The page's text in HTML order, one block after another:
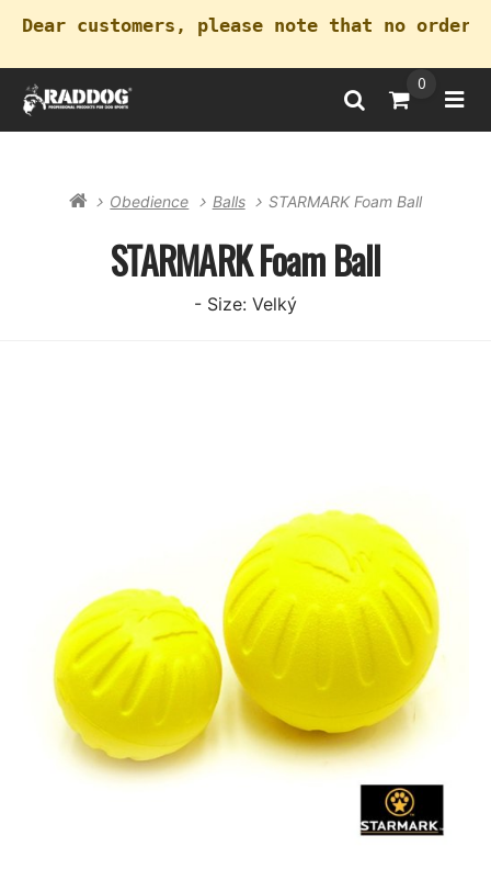
Dear customers, please note that no
SearchGo to Cart
0
Obedience Balls STARMARK Foam Ball
STARMARK Foam Ball
- Size: Velký